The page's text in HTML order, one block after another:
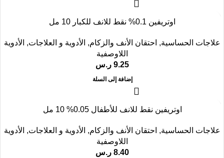
اوتريفين 0.1% نقط للانف للكبار 10 مل
علاجات الحساسية, احتقان الأنف والزكام, الأدوية و العلاجات, الأدوية
اللاوصفية
9.25 ر.س
إضافة إلى السلة
اوتريفين نقط للانف للأطفال 0.05% 10 مل
علاجات الحساسية, احتقان الأنف والزكام, الأدوية و العلاجات, الأدوية
اللاوصفية
8.40 ر.س